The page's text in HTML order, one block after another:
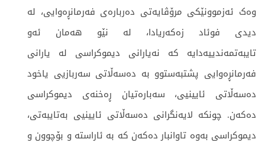
وەک ئەزموونێکی مرۆڤایەتی دەربارەی فەرمانڕەوایی، لە
دیدی فوئاد زەکەریادا، لە نێو هەمان ئەو
تایبەتمەندییەدایە کە نەیارانی دیموکراسی لە یارانی
فەرمانڕەوایی پشتبەستوو بە دەسەڵاتی سەربازیی یاخود
دەسەڵاتی ئایینیی، سەبارەتیان ڕەخنەی دیموکراسی
دەکەن. چونکە لایەنگرانی دەسەڵاتی ئایینیی بەتایبەتی،
دیموکراسی بەوە تاوانبار دەکەن کە بە ئاراستە و بۆچوون و